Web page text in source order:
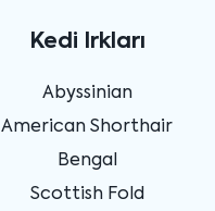
Kedi Irkları
Abyssinian
American Shorthair
Bengal
Scottish Fold